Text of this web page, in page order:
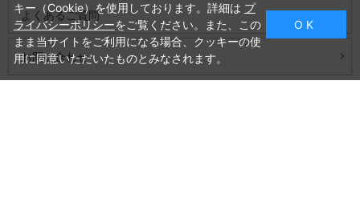
よくあるご質問
お問い合わせ
キー（Cookie）を使用しております。詳細は プ
ライバシーポリシーをご覧ください。また、この
まま当サイトをご利用になる場合、クッキーの使
用に同意いただいたものとみなされます。
O K